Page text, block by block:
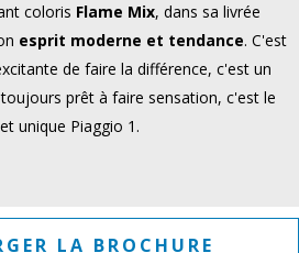
coloris Flame Mix, dans sa livrée
esprit moderne et tendance. C'est
de faire la différence, c'est un
prêt à faire sensation, c'est le
unique Piaggio 1.
LA BROCHURE